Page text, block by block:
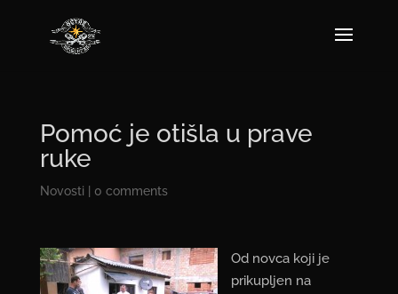
Pomoć je otišla u prave
ruke
Novosti 0 comments
Od novca koji je
prikupljen na